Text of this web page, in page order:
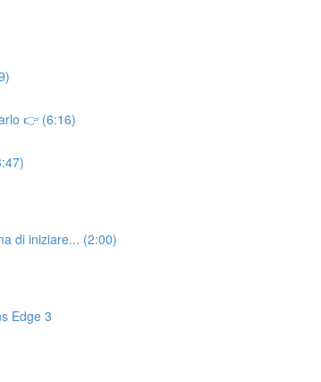
👉 (6:16)
di iniziare... (2:00)
Edge 3